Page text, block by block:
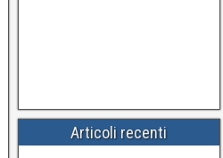
Articoli recenti